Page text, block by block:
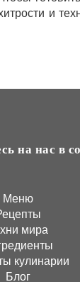
и
на нас в
Меню
мира
кулинарии
Блог